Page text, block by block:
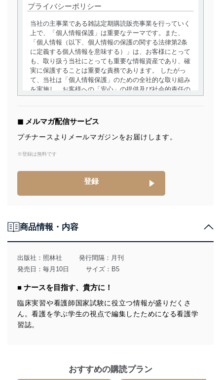
プライバシーポリシー
当社の主事業である雑誌定期購読販売事業を行っていく
上で、「個人情報保護」は重要なテーマです。また、
「個人情報（以下、個人情報の保護の関する法律第2条
に定義する個人情報を意味する）」は、お客様にとって
も、取り扱う当社にとっても重要な情報資産であり、確
実に保護することは重要な責務であります。 したがっ
て、当社は「個人情報保護」のための全社的な取り組み
を実施し、お客様への「安心」の提供及び社会的責任の
個人情報の取得・利用・提供について
当社は、個人情報の取得・利用・提供に際して、その利
達成に必要な範囲内で適法かつ公正な手段によって取
個人情報は、同意を得ずに目的外利用、第三者への提
供・開示は行いません。当社においてはこれらの取り組
法令遵守
その他の規範を遵守します。また、当社の管理の仕組み
に、これらの法令及びその他の規範を常に適合させま
す。
個人情報の安全管理措置
当社は、個人情報の正確性及び安全性を確保するため
に、下記セキュリティ対策をはじめとする安全対策を実
施し、個人情報の漏えい、滅失またはき損の防止及び是
機器を取り扱う従業者を明確化し、 個人データへ
◼︎ メルマガ配信サービス
プチナースよりメールマガジンをお届けします。
※登録は無料です
登録
商品情報・内容
出版社： 照林社
発行間隔：月刊
発売日：毎月10日
サイズ：B5
■ ナースを目指す、貴方に！
臨床実習や看護師国家試験に役立つ情報が盛りだくさ
ん。看護を学ぶ学生の視点で編集したためになる看護学
習誌。
おすすめの購読プラン